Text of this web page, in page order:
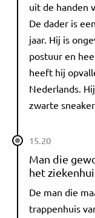
uit de handen
De dader is
jaar. Hij is
postuur en
heeft hij
Nederlands.
zwarte
15.20
Man die
het
De man die
trappenhuis